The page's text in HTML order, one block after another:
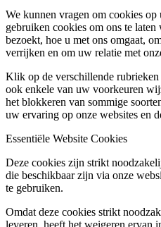
We kunnen vragen om cookies op
gebruiken cookies om ons te
bezoekt, hoe u met ons omgaat,
verrijken en om uw relatie met
Klik op de verschillende
ook enkele van uw voorkeuren
het blokkeren van sommige
uw ervaring op onze websites en
Essentiële Website Cookies
Deze cookies zijn strikt
die beschikbaar zijn via onze
te gebruiken.
Omdat deze cookies strikt
leveren, heeft het weigeren ervan